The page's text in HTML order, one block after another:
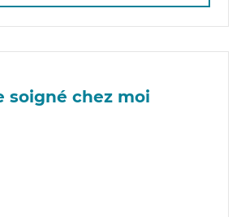
soigné chez moi